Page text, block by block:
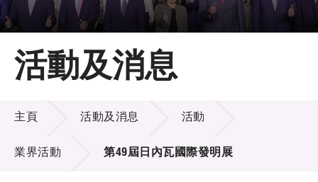
主頁
關於LSCM
技術商品化
項目及資助計劃
活動及消息
活動及消息
活動及消息
主頁 活動及消息 活動
業界活動 第49屆日內瓦國際發明展